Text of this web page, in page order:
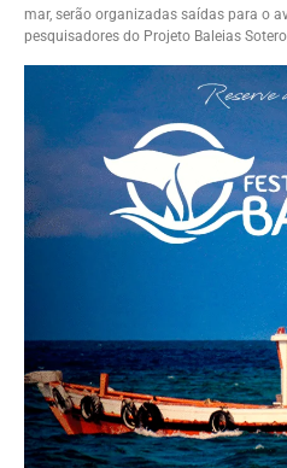
mar, serão organizadas saídas para o
pesquisadores do Projeto Baleias